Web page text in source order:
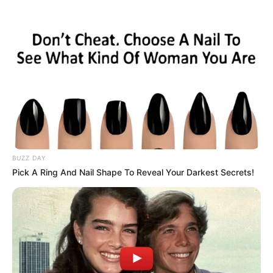
Sylt - Hörnum
«zurück Sylt weiter»
BUZZ DAY
Pick A Ring And Nail Shape To Reveal Your Darkest Secrets!